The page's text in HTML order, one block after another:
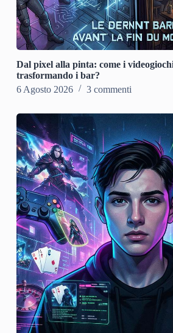
Dal pixel alla pinta: come i
trasformando i bar?
6 Agosto 2026
3 commenti